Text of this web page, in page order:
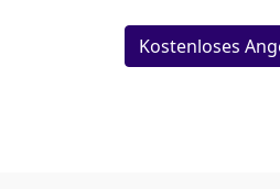
Kostenloses